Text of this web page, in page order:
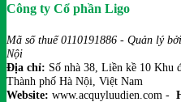
Công ty Cổ phần Ligo
Mã số thuế 0110191886 - Quản lý
Nội
Địa chỉ: Số nhà 38, Liền kề 10 Khu
Thành phố Hà Nội, Việt Nam
Website: www.acquyluudien.com -